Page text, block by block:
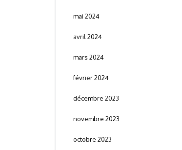
mai 2024
avril 2024
mars 2024
février 2024
décembre 2023
novembre 2023
octobre 2023